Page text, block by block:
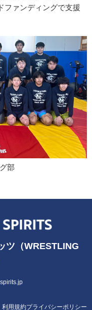
ファンディングで支援
部
ツ（WRESTLING
利用規約プライバシーポリシー